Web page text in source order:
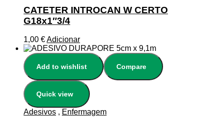
CATETER INTROCAN W CERTO
G18x1″3/4
1,00 €Adicionar
Add to wishlist Compare
Quick view
Adesivos , Enfermagem